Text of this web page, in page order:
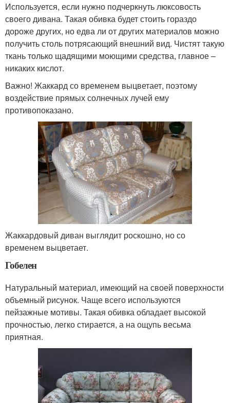
Используется, если нужно подчеркнуть люксовость
своего дивана. Такая обивка будет стоить гораздо
дороже других, но едва ли от других материалов можно
получить столь потрясающий внешний вид. Чистят такую
ткань только щадящими моющими средства, главное –
никаких кислот.
Важно! Жаккард со временем выцветает, поэтому
воздействие прямых солнечных лучей ему
противопоказано.
Жаккардовый диван выглядит роскошно, но со
временем выцветает.
Гобелен
Натуральный материал, имеющий на своей поверхности
объемный рисунок. Чаще всего используются
пейзажные мотивы. Такая обивка обладает высокой
прочностью, легко стирается, а на ощупь весьма
приятная.